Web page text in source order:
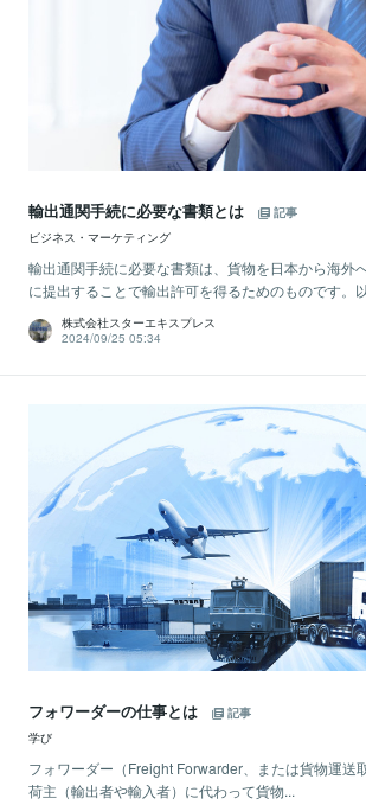
輸出通関手続に必要な書類とは
記事
ビジネス・マーケティング
輸出通関手続に必要な書類は、貨物を日本から海外
に提出することで輸出許可を得るためのものです。
株式会社スターエキスプレス
2024/09/25 05:34
フォワーダーの仕事とは
記事
学び
フォワーダー（Freight Forwarder、または貨物運送
荷主（輸出者や輸入者）に代わって貨物...